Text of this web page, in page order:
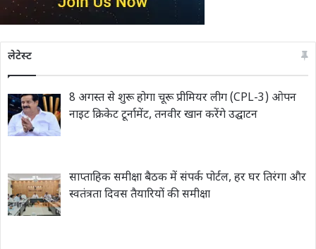
लेटेस्ट
8 अगस्त से शुरू होगा चूरू प्रीमियर लीग (CPL-3) ओपन
नाइट क्रिकेट टूर्नामेंट, तनवीर खान करेंगे उद्घाटन
साप्ताहिक समीक्षा बैठक में संपर्क पोर्टल, हर घर तिरंगा और
स्वतंत्रता दिवस तैयारियों की समीक्षा